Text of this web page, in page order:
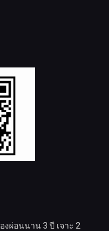
ผ่อนนาน 3 ปี เจาะ 2